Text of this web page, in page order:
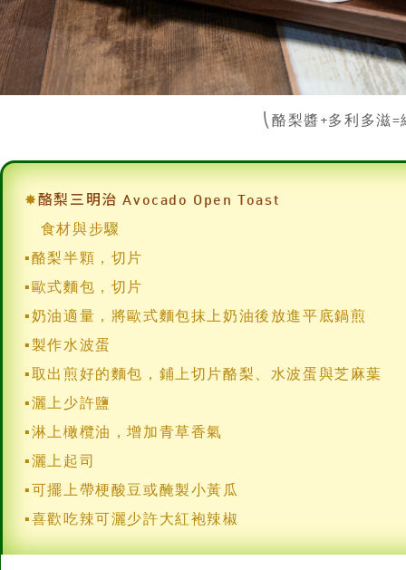
✸ 酪梨三明治 Avocado Open Toast
食材與步驟
▪奶油適量，將歐式麵包抹上奶油後放進平底鍋煎
▪製作水波蛋
▪取出煎好的麵包，鋪上切片酪梨、水波蛋與芝麻葉
▪灑上少許鹽
▪淋上橄欖油，增加青草香氣
▪灑上起司
▪可擺上帶梗酸豆或醃製小黃瓜
▪喜歡吃辣可灑少許大紅袍辣椒
料理重點
①麵包：可使用歐式麵包，小火慢煎。若希望麵包口
②奶油：有鹽或無鹽奶油皆可。如使用有鹽奶油，後